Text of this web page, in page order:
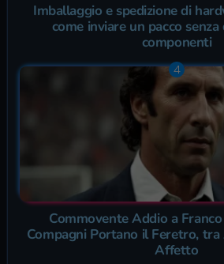
Imballaggio e spedizione di
come inviare un pacco
componenti
Commovente Addio a
Compagni Portano il Feretro, tra
Affetto